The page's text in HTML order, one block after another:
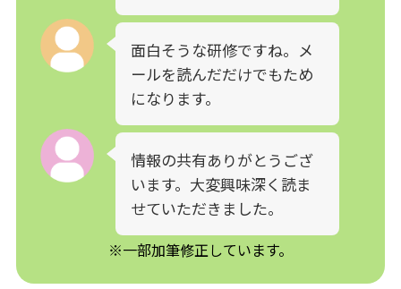
面白そうな研修ですね。メ
ールを読んだだけでもため
になります。
情報の共有ありがとうござ
います。大変興味深く読ま
せていただきました。
※一部加筆修正しています。